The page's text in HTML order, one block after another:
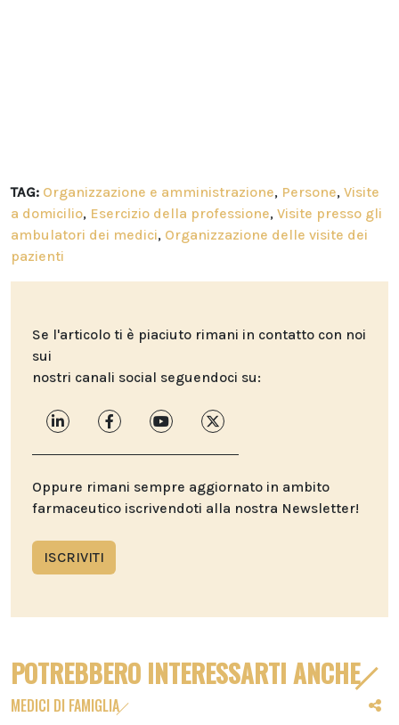
TAG: Organizzazione e amministrazione, Persone, Visite
a domicilio, Esercizio della professione, Visite presso gli
ambulatori dei medici, Organizzazione delle visite dei
pazienti
Se l'articolo ti è piaciuto rimani in contatto con noi
sui
nostri canali social seguendoci su:
Oppure rimani sempre aggiornato in ambito
farmaceutico iscrivendoti alla nostra Newsletter!
ISCRIVITI
POTREBBERO INTERESSARTI ANCHE
MEDICI DI FAMIGLIA